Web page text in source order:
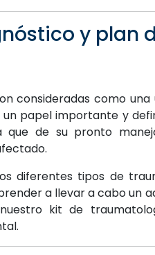
y plan
consideradas como
papel importante y
de su pronto
diferentes tipos de
a llevar a cabo un
kit de